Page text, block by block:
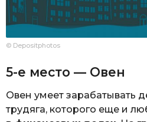
© Depositphotos
5-е место — Овен
Овен умеет зарабатывать
трудяга, которого еще и